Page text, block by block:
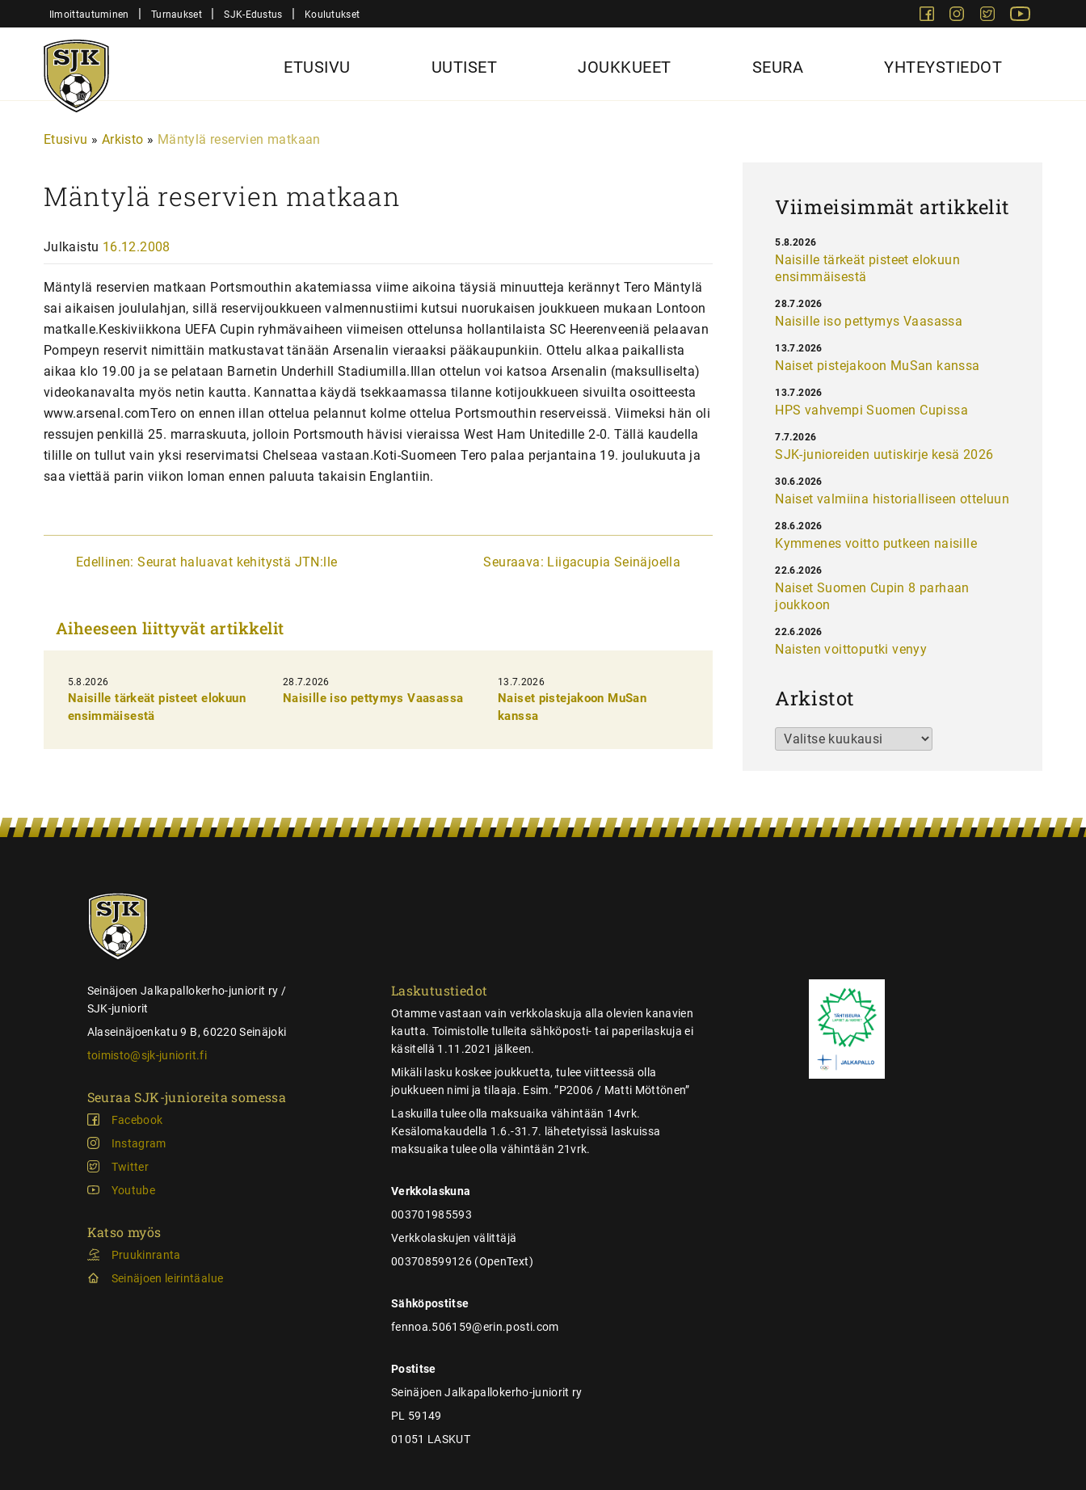
sisältöön
Ilmoittautuminen | Turnaukset | SJK-Edustus | Koulutukset FacebookInstagram
Twitter
Sjk-
Juniorit
ETUSIVU UUTISET JOUKKUEET SEURA YHTEYSTIEDOT
Etusivu » Arkisto » Mäntylä reservien matkaan
Mäntylä reservien matkaan
Julkaistu 16.12.2008
Mäntylä reservien matkaan Portsmouthin akatemiassa viime aikoina täysiä minuutteja kerännyt Tero Mäntylä
sai aikaisen joululahjan, sillä reservijoukkueen valmennustiimi kutsui nuorukaisen joukkueen mukaan Lontoon
matkalle.Keskiviikkona UEFA Cupin ryhmävaiheen viimeisen ottelunsa hollantilaista SC Heerenveeniä pelaavan
Pompeyn reservit nimittäin matkustavat tänään Arsenalin vieraaksi pääkaupunkiin. Ottelu alkaa paikallista
aikaa klo 19.00 ja se pelataan Barnetin Underhill Stadiumilla.Illan ottelun voi katsoa Arsenalin (maksulliselta)
videokanavalta myös netin kautta. Kannattaa käydä tsekkaamassa tilanne kotijoukkueen sivuilta osoitteesta
www.arsenal.comTero on ennen illan ottelua pelannut kolme ottelua Portsmouthin reserveissä. Viimeksi hän oli
ressujen penkillä 25. marraskuuta, jolloin Portsmouth hävisi vieraissa West Ham Unitedille 2-0. Tällä kaudella
tilille on tullut vain yksi reservimatsi Chelseaa vastaan.Koti-Suomeen Tero palaa perjantaina 19. joulukuuta ja
saa viettää parin viikon loman ennen paluuta takaisin Englantiin.
A
i
k
e
n
s
Edellinen: Seurat haluavat kehitystä JTN:lle Seuraava: Liigacupia Seinäjoella
Aiheeseen liittyvät artikkelit
5.8.2026
Naisille tärkeät pisteet elokuun
ensimmäisestä
28.7.2026
Naisille iso pettymys Vaasassa
13.7.2026
Naiset pistejakoon MuSan
kanssa
Viimeisimmät artikkelit
Naisille tärkeät pisteet elokuun
ensimmäisestä
5.8.2026
Naisille iso pettymys Vaasassa
28.7.2026
Naiset pistejakoon MuSan kanssa
13.7.2026
HPS vahvempi Suomen Cupissa
13.7.2026
SJK-junioreiden uutiskirje kesä 2026
7.7.2026
Naiset valmiina historialliseen otteluun
30.6.2026
Kymmenes voitto putkeen naisille
28.6.2026
Naiset Suomen Cupin 8 parhaan
joukkoon
22.6.2026
Naisten voittoputki venyy
22.6.2026
Arkistot
Arkistot
SJK-
juniorit
Seinäjoen Jalkapallokerho-juniorit ry /
SJK-juniorit
Alaseinäjoenkatu 9 B, 60220 Seinäjoki
toimisto@sjk-juniorit.fi
Seuraa SJK-junioreita somessa
Facebook
Instagram
Twitter
Youtube
Katso myös
Pruukinranta
Seinäjoen leirintäalue
Laskutustiedot
Otamme vastaan vain verkkolaskuja alla olevien kanavien
kautta. Toimistolle tulleita sähköposti- tai paperilaskuja ei
käsitellä 1.11.2021 jälkeen.
Mikäli lasku koskee joukkuetta, tulee viitteessä olla
joukkueen nimi ja tilaaja. Esim. ”P2006 / Matti Möttönen”
Laskuilla tulee olla maksuaika vähintään 14vrk.
Kesälomakaudella 1.6.-31.7. lähetetyissä laskuissa
maksuaika tulee olla vähintään 21vrk.
Verkkolaskuna
003701985593
Verkkolaskujen välittäjä
003708599126 (OpenText)
Sähköpostitse
fennoa.506159@erin.posti.com
Postitse
Seinäjoen Jalkapallokerho-juniorit ry
PL 59149
01051 LASKUT